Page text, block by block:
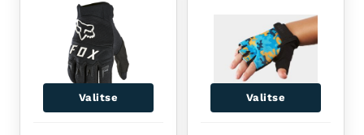
Valitse Valitse